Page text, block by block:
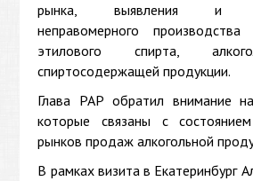
рынка, выявления и
неправомерного
этилового спирта,
спиртосодержащей продукции.
Глава РАР обратил внимание
которые связаны с
рынков продаж алкогольной
В рамках визита в Екатеринбург